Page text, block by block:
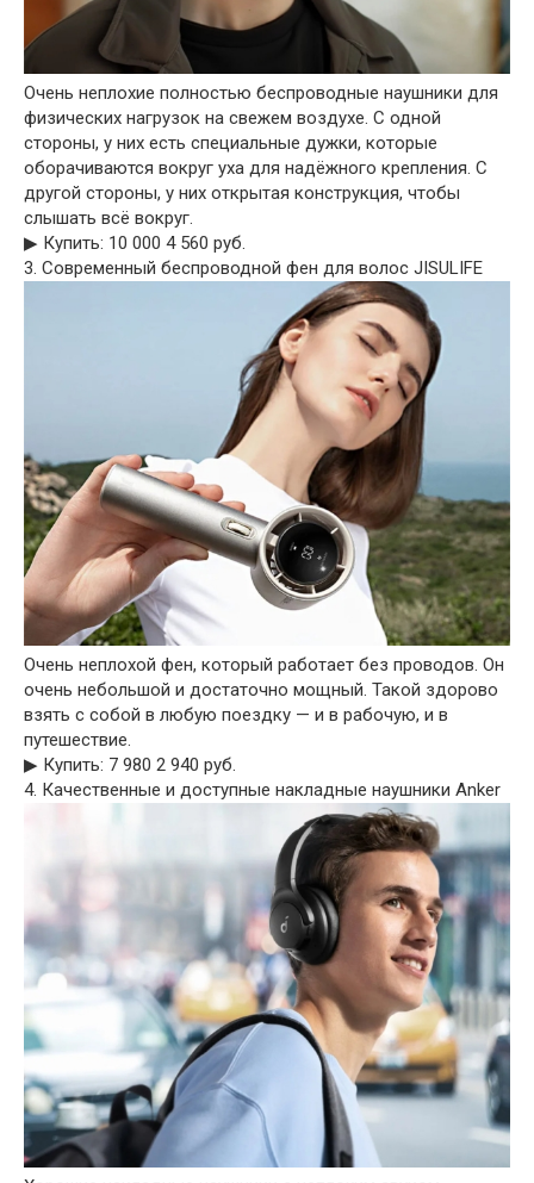
Очень неплохие полностью беспроводные наушники для
физических нагрузок на свежем воздухе. С одной
стороны, у них есть специальные дужки, которые
оборачиваются вокруг уха для надёжного крепления. С
другой стороны, у них открытая конструкция, чтобы
слышать всё вокруг.
▶︎ Купить: 10 000 4 560 руб.
3. Современный беспроводной фен для волос JISULIFE
Очень неплохой фен, который работает без проводов. Он
очень небольшой и достаточно мощный. Такой здорово
взять с собой в любую поездку — и в рабочую, и в
путешествие.
▶︎ Купить: 7 980 2 940 руб.
4. Качественные и доступные накладные наушники Anker